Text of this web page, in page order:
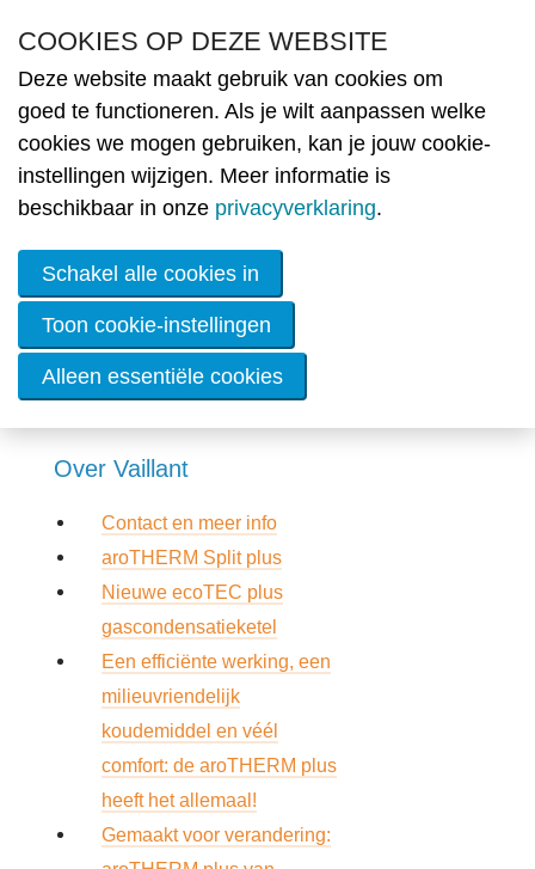
MENU
Partners
Vaillant Group Belgium NV
Over Vaillant
Contact en meer info
aroTHERM Split plus
Nieuwe ecoTEC plus
gascondensatieketel
Een efficiënte werking, een
milieuvriendelijk
koudemiddel en véél
comfort: de aroTHERM plus
heeft het allemaal!
Gemaakt voor verandering:
COOKIES OP DEZE WEBSITE
Deze website maakt gebruik van cookies om
goed te functioneren. Als je wilt aanpassen welke
cookies we mogen gebruiken, kan je jouw cookie-
instellingen wijzigen. Meer informatie is
beschikbaar in onze privacyverklaring.
Schakel alle cookies in
Toon cookie-instellingen
Alleen essentiële cookies